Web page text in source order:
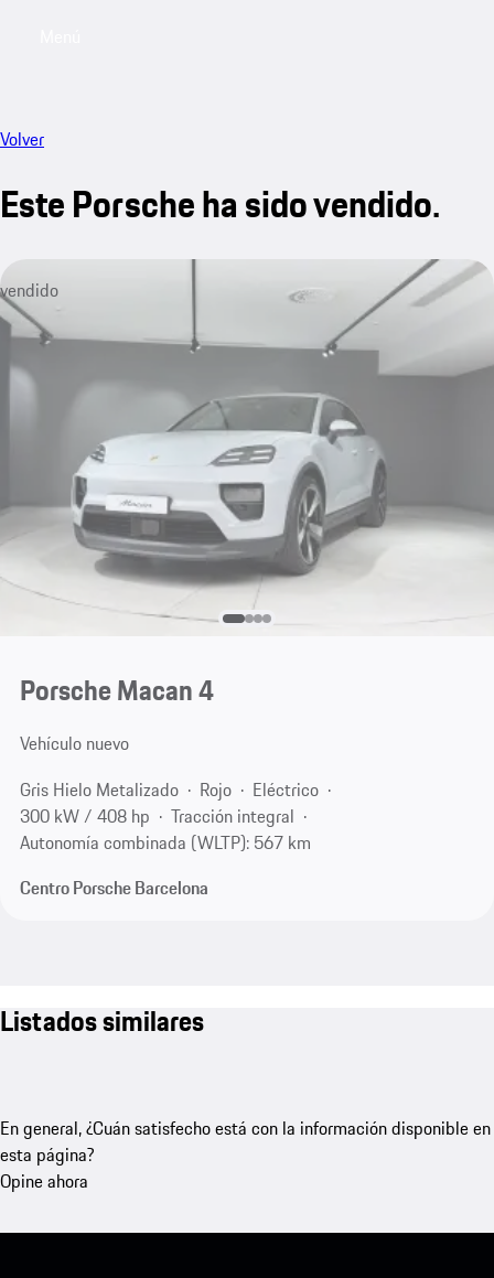
Volver
Este Porsche ha sido vendido.
vendido
Porsche Macan 4
Vehículo nuevo
Gris Hielo Metalizado
Rojo
Eléctrico
300 kW / 408 hp
Tracción integral
Autonomía combinada (WLTP): 567 km
Centro Porsche Barcelona
Listados similares
En general, ¿Cuán satisfecho está con la información disponible en
esta página?
Opine ahora